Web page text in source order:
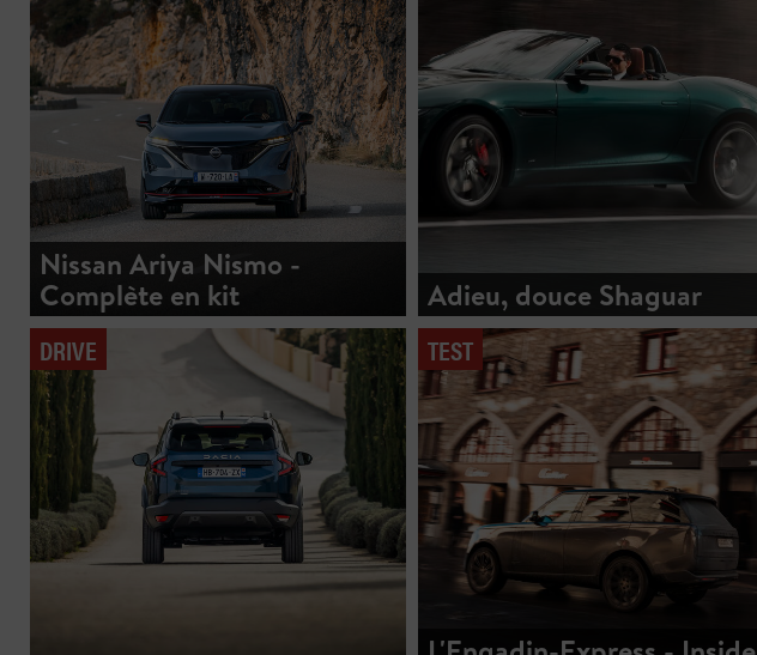
Nissan Ariya Nismo -
Complète en kit Adieu, douce Shaguar
DRIVE TEST